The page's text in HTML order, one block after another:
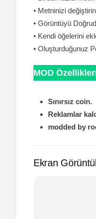
• Metninizi
• Görüntüyü
• Kendi öğelerini
• Oluşturduğunuz
MOD
Sınırsız coin.
Reklamlar
modded by
Ekran